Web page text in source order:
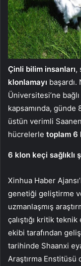
Çinli bilim insanları,
klonlamayı
Üniversitesi’ne
kapsamında,
üstün verimli
hücrelerle toplam 6
6 klon keçi sağlıklı
Xinhua Haber
genetiği geliştirme
uzmanlaşmış
çalıştığı kritik
ekibi tarafından
tarihinde Shaanxi
Araştırma